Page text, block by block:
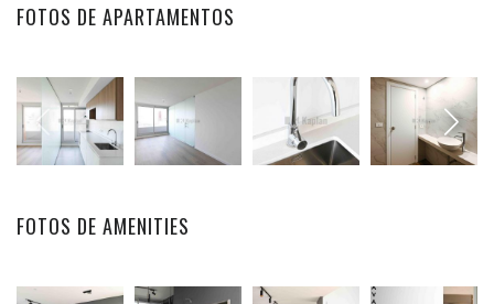
FOTOS DE APARTAMENTOS
FOTOS DE AMENITIES